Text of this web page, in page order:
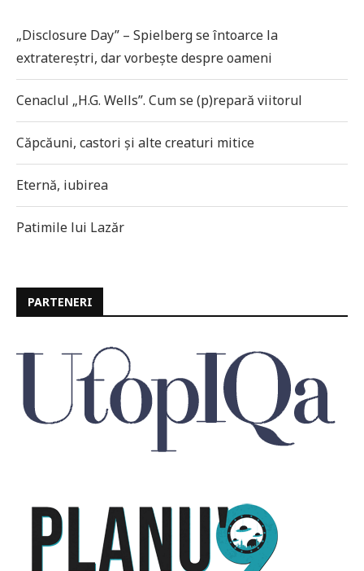
„Disclosure Day” – Spielberg se întoarce la
extratereștri, dar vorbește despre oameni
Cenaclul „H.G. Wells”. Cum se (p)repară viitorul
Căpcăuni, castori și alte creaturi mitice
Eternă, iubirea
Patimile lui Lazăr
PARTENERI